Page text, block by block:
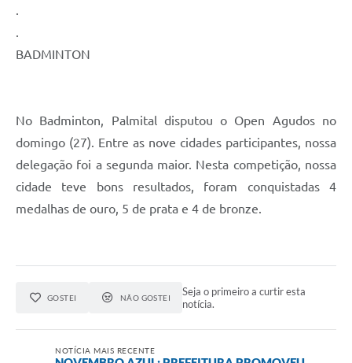
BADMINTON
No Badminton, Palmital disputou o Open Agudos no
domingo (27). Entre as nove cidades participantes, nossa
delegação foi a segunda maior. Nesta competição, nossa
cidade teve bons resultados, foram conquistadas 4
medalhas de ouro, 5 de prata e 4 de bronze.
GOSTEI NÃO GOSTEI
Seja o primeiro a curtir esta
notícia.
NOTÍCIA MAIS RECENTE